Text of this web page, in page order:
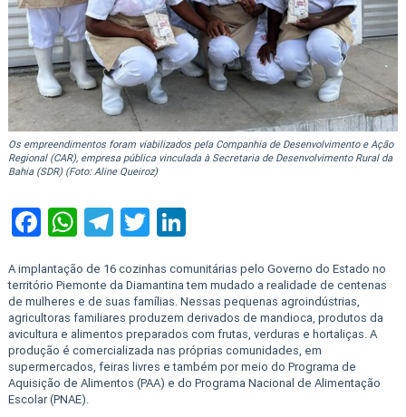
Os empreendimentos foram viabilizados pela Companhia de Desenvolvimento e Ação
Regional (CAR), empresa pública vinculada à Secretaria de Desenvolvimento Rural da
Bahia (SDR) (Foto: Aline Queiroz)
Facebook
WhatsApp
Telegram
Twitter
LinkedIn
A implantação de 16 cozinhas comunitárias pelo Governo do Estado no
território Piemonte da Diamantina tem mudado a realidade de centenas
de mulheres e de suas famílias. Nessas pequenas agroindústrias,
agricultoras familiares produzem derivados de mandioca, produtos da
avicultura e alimentos preparados com frutas, verduras e hortaliças. A
produção é comercializada nas próprias comunidades, em
supermercados, feiras livres e também por meio do Programa de
Aquisição de Alimentos (PAA) e do Programa Nacional de Alimentação
Escolar (PNAE).